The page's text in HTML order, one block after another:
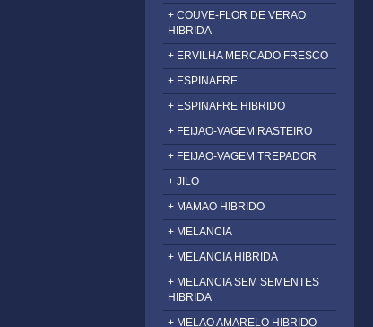
+ COUVE-FLOR DE VERAO
HIBRIDA
+ ERVILHA MERCADO FRESCO
+ ESPINAFRE
+ ESPINAFRE HIBRIDO
+ FEIJAO-VAGEM RASTEIRO
+ FEIJAO-VAGEM TREPADOR
+ JILO
+ MAMAO HIBRIDO
+ MELANCIA
+ MELANCIA HIBRIDA
+ MELANCIA SEM SEMENTES
HIBRIDA
+ MELAO AMARELO HIBRIDO